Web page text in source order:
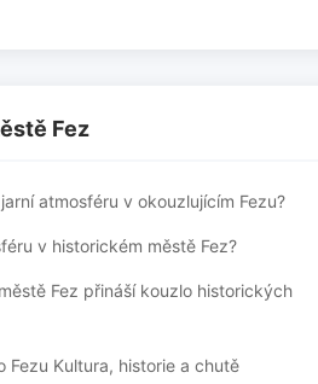
Fez
atmosféru v okouzlujícím Fezu?
v historickém městě Fez?
Fez přináší kouzlo historických
Fezu Kultura, historie a chutě